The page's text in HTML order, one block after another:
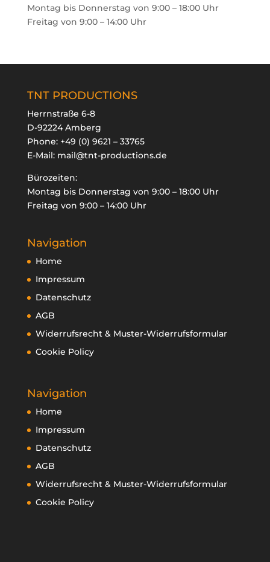
Montag bis Donnerstag von 9:00 – 18:00 Uhr
Freitag von 9:00 – 14:00 Uhr
TNT PRODUCTIONS
Herrnstraße 6-8
D-92224 Amberg
Phone: +49 (0) 9621 – 33765
E-Mail: mail@tnt-productions.de
Bürozeiten:
Montag bis Donnerstag von 9:00 – 18:00 Uhr
Freitag von 9:00 – 14:00 Uhr
Navigation
Home
Impressum
Datenschutz
AGB
Widerrufsrecht & Muster-Widerrufsformular
Cookie Policy
Navigation
Home
Impressum
Datenschutz
AGB
Widerrufsrecht & Muster-Widerrufsformular
Cookie Policy